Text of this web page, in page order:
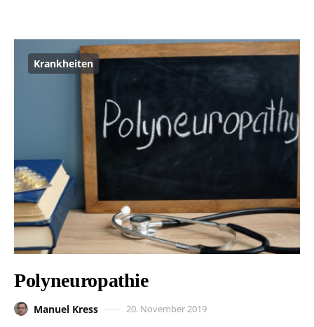
Krankheiten
Polyneuropathie
Manuel Kress 20. November 2019